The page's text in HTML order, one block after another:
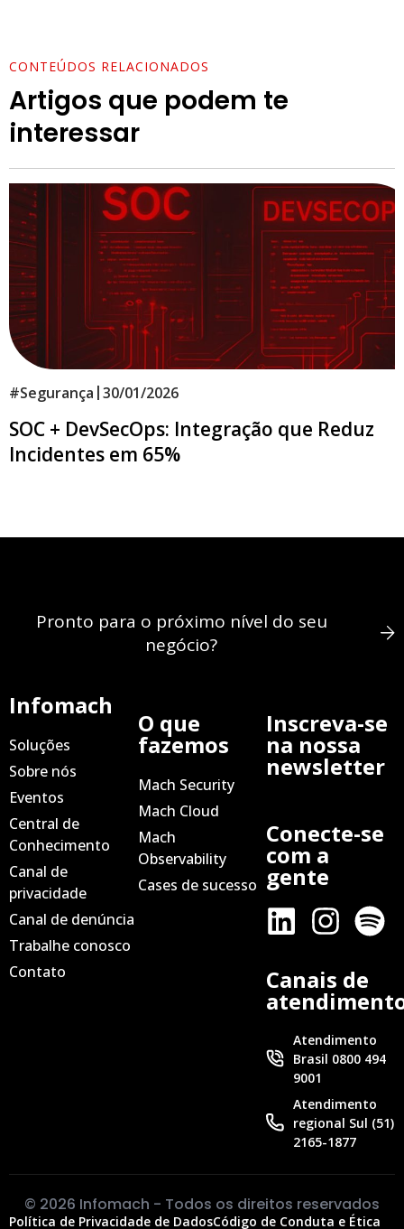
CONTEÚDOS RELACIONADOS
Artigos que podem te
interessar
#Segurança |30/01/2026
SOC + DevSecOps: Integração que Reduz
Incidentes em 65%
Pronto para o próximo nível do seu
negócio?
Infomach
Soluções
Sobre nós
Eventos
Central de
Conhecimento
Canal de
privacidade
Canal de denúncia
Trabalhe conosco
Contato
O que
fazemos
Mach Security
Mach Cloud
Mach
Observability
Cases de sucesso
Inscreva-se
na nossa
newsletter
Conecte-se
com a
gente
Canais de
Atendimento
Brasil 0800 494
9001
Atendimento
regional Sul (51)
2165-1877
© 2026 Infomach - Todos os direitos reservados
Política de Privacidade de DadosCódigo de Conduta e Ética